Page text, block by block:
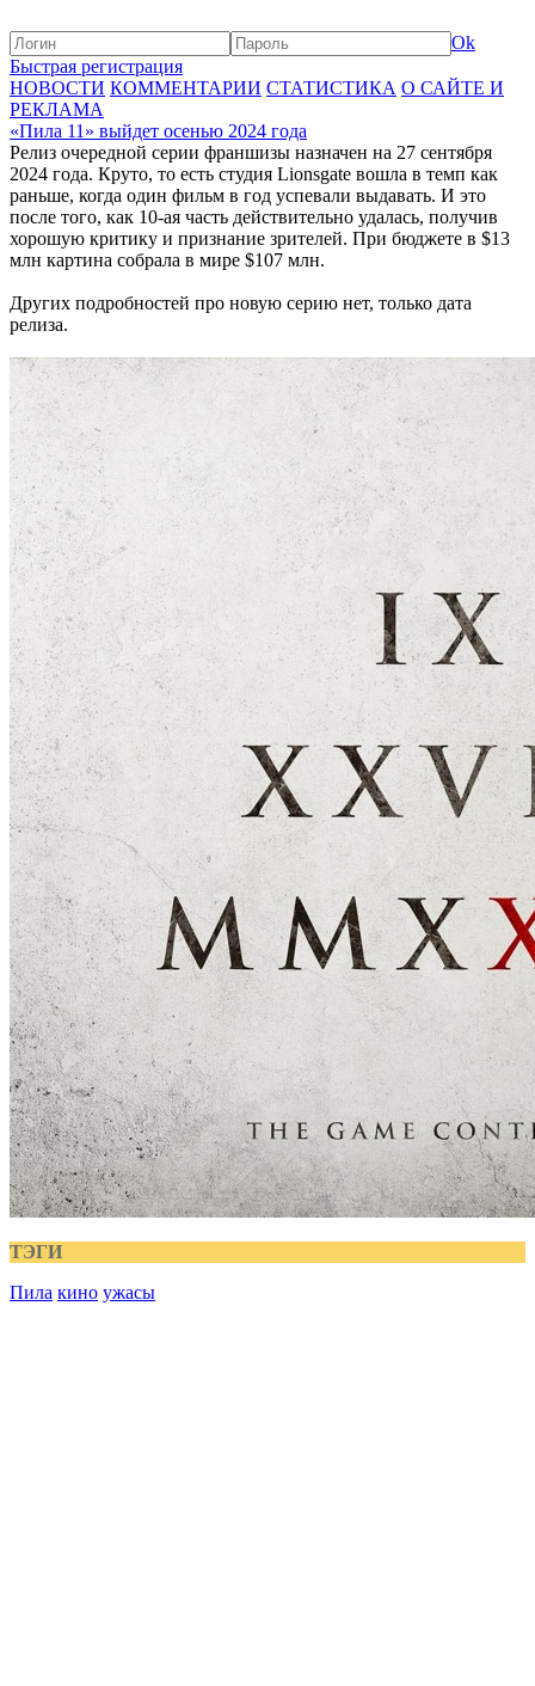
Ok
Быстрая регистрация
НОВОСТИ КОММЕНТАРИИ СТАТИСТИКА О САЙТЕ И
РЕКЛАМА
«Пила 11» выйдет осенью 2024 года
Релиз очередной серии франшизы назначен на 27 сентября
2024 года. Круто, то есть студия Lionsgate вошла в темп как
раньше, когда один фильм в год успевали выдавать. И это
после того, как 10-ая часть действительно удалась, получив
хорошую критику и признание зрителей. При бюджете в $13
млн картина собрала в мире $107 млн.
Других подробностей про новую серию нет, только дата
релиза.
ТЭГИ
Пила кино ужасы